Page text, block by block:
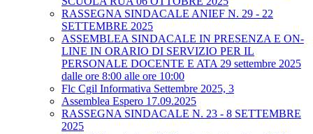
RASSEGNA SINDACALE ANIEF N. 29 - 22
SETTEMBRE 2025
ASSEMBLEA SINDACALE IN PRESENZA E ON-
LINE IN ORARIO DI SERVIZIO PER IL
PERSONALE DOCENTE E ATA 29 settembre 2025
dalle ore 8:00 alle ore 10:00
Flc Cgil Informativa Settembre 2025, 3
Assemblea Espero 17.09.2025
RASSEGNA SINDACALE N. 23 - 8 SETTEMBRE
2025